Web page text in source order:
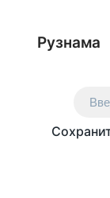
Рузнама